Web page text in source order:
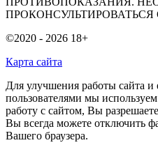
©2020 - 2026 18+
Карта сайта
Для улучшения работы сайта и
пользователями мы
работу с сайтом, Вы
Вы всегда можете отключить
Вашего браузера.